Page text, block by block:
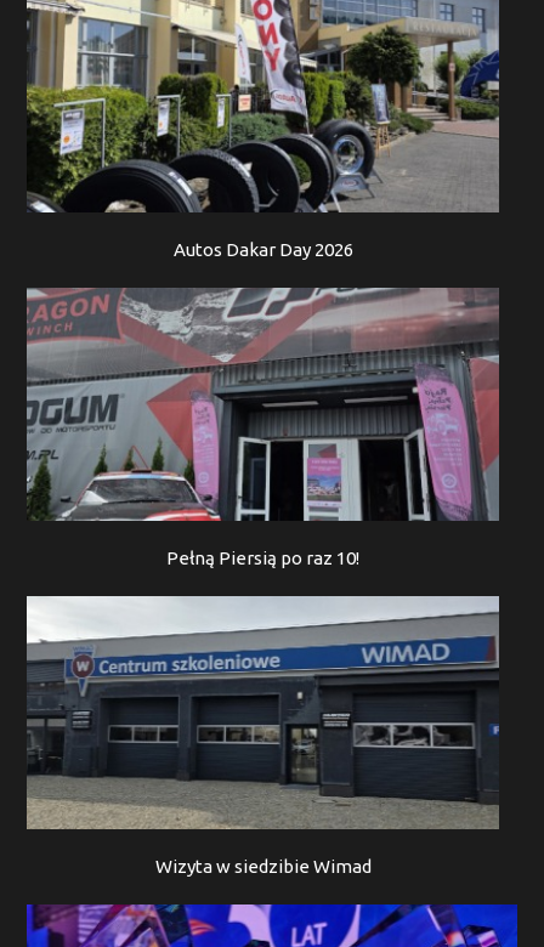
Autos Dakar Day 2026
Pełną Piersią po raz 10!
Wizyta w siedzibie Wimad